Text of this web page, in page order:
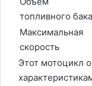
топливного бака
Максимальная
скорость
Этот мотоцикл